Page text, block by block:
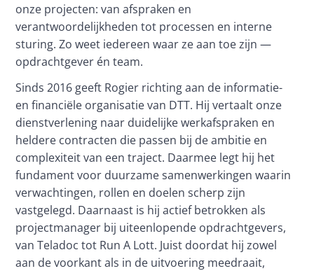
onze projecten: van afspraken en
verantwoordelijkheden tot processen en interne
sturing. Zo weet iedereen waar ze aan toe zijn —
opdrachtgever én team.
Sinds 2016 geeft Rogier richting aan de informatie-
en financiële organisatie van DTT. Hij vertaalt onze
dienstverlening naar duidelijke werkafspraken en
heldere contracten die passen bij de ambitie en
complexiteit van een traject. Daarmee legt hij het
fundament voor duurzame samenwerkingen waarin
verwachtingen, rollen en doelen scherp zijn
vastgelegd. Daarnaast is hij actief betrokken als
projectmanager bij uiteenlopende opdrachtgevers,
van Teladoc tot Run A Lott. Juist doordat hij zowel
aan de voorkant als in de uitvoering meedraait,